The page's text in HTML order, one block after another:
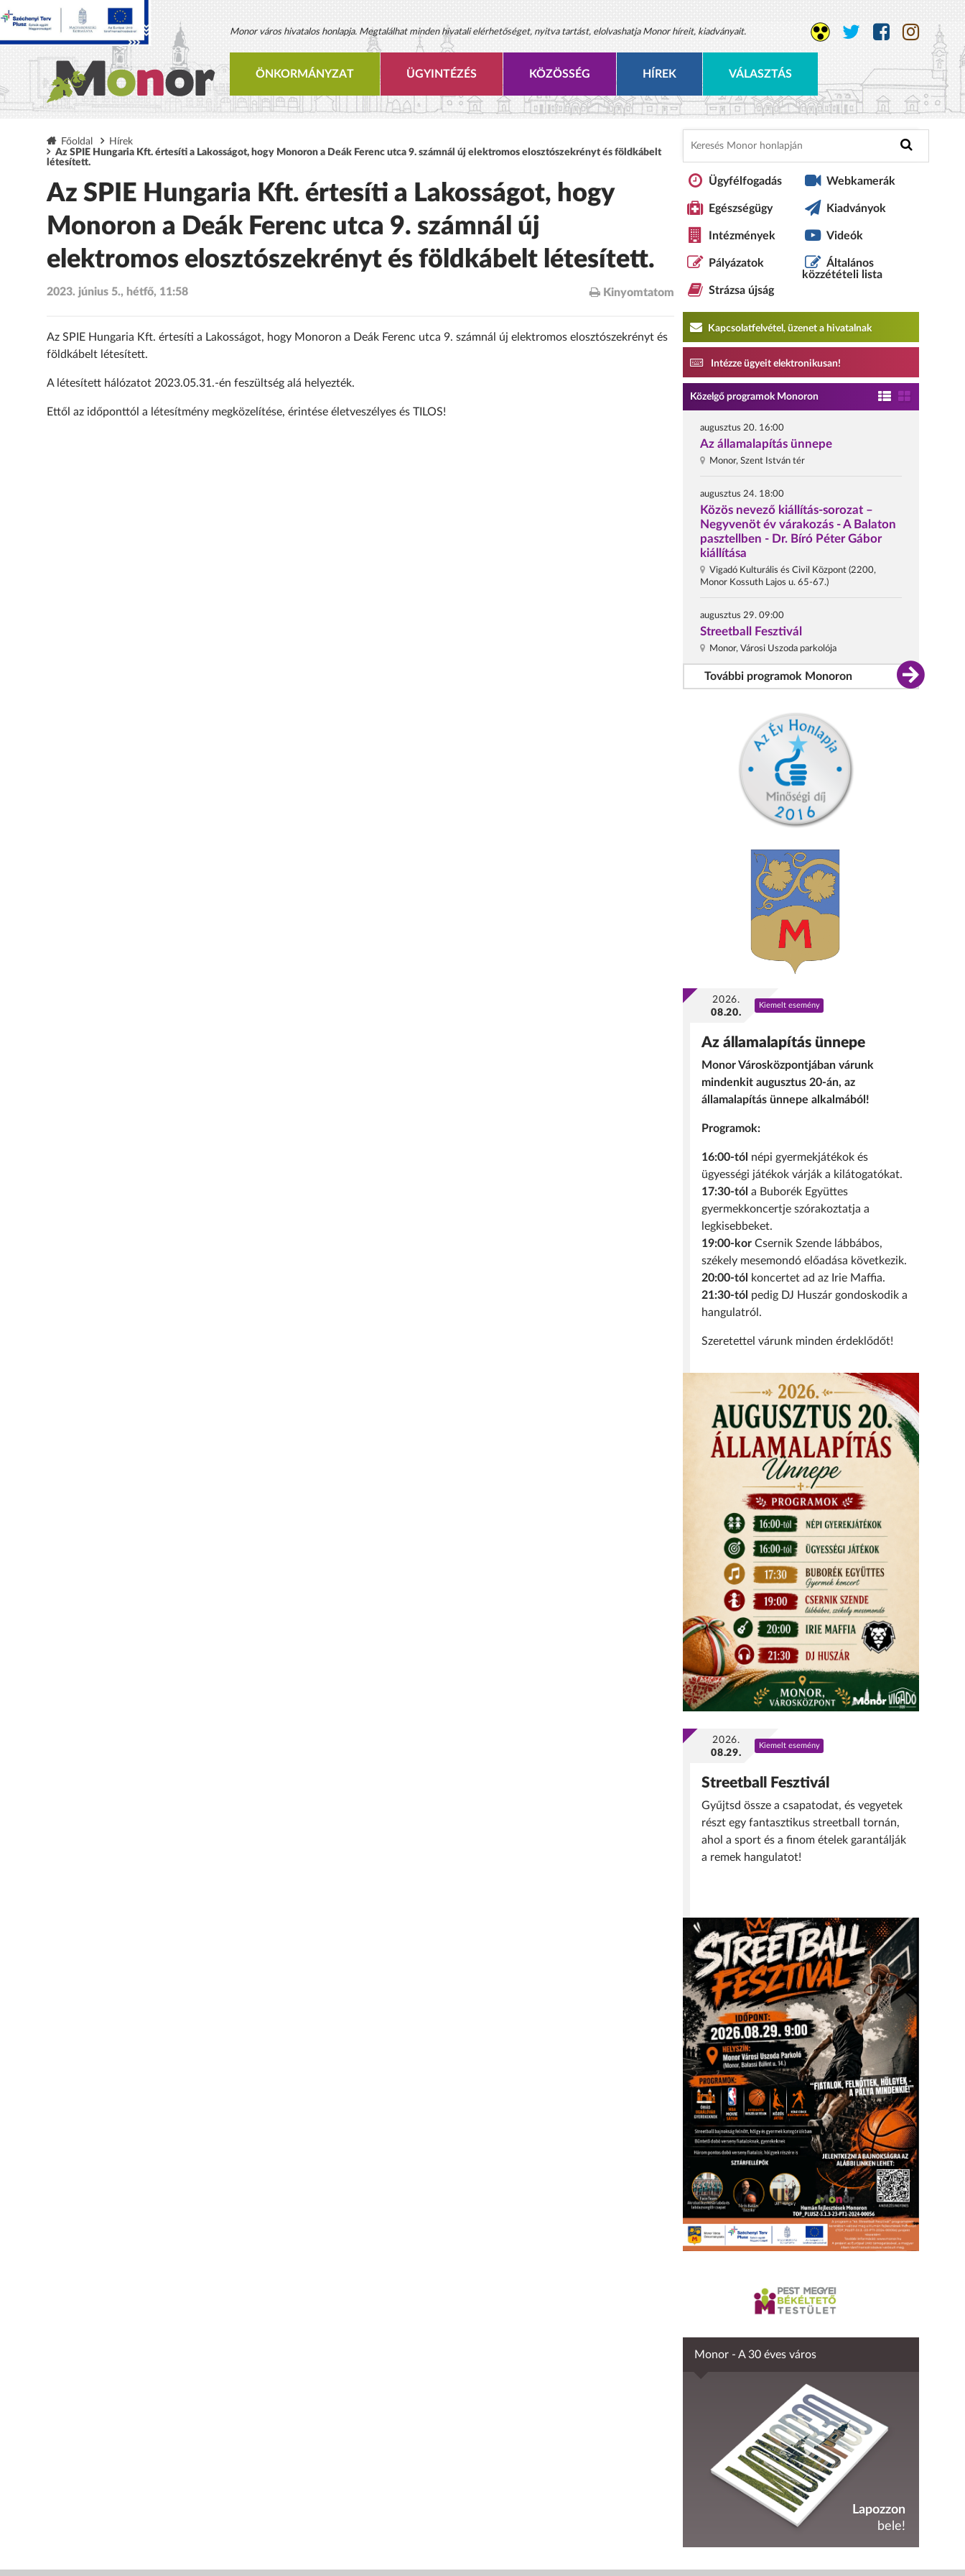
Monor város hivatalos honlapja. Megtalálhat minden hivatali elérhetőséget, nyitva tartást, elolvashatja Monor híreit, kiadványait.
ÖNKORMÁNYZAT ÜGYINTÉZÉS KÖZÖSSÉG HÍREK VÁLASZTÁS
Főoldal
Hírek
Az SPIE Hungaria Kft. értesíti a Lakosságot, hogy Monoron a Deák Ferenc utca 9. számnál új elektromos elosztószekrényt és földkábelt
létesített.
Az SPIE Hungaria Kft. értesíti a Lakosságot, hogy
Monoron a Deák Ferenc utca 9. számnál új
elektromos elosztószekrényt és földkábelt létesített.
2023. június 5., hétfő, 11:58 Kinyomtatom
Az SPIE Hungaria Kft. értesíti a Lakosságot, hogy Monoron a Deák Ferenc utca 9. számnál új elektromos elosztószekrényt és
földkábelt létesített.
A létesített hálózatot 2023.05.31.-én feszültség alá helyezték.
Ettől az időponttól a létesítmény megközelítése, érintése életveszélyes és TILOS!
Ügyfélfogadás
Egészségügy
Intézmények
Pályázatok
Strázsa újság
Webkamerák
Kiadványok
Videók
Általános
közzétételi lista
Kapcsolatfelvétel, üzenet a hivatalnak
Intézze ügyeit elektronikusan!
Közelgő programok Monoron
augusztus 20. 16:00
Az államalapítás ünnepe
Monor, Szent István tér
augusztus 24. 18:00
Közös nevező kiállítás-sorozat –
Negyvenöt év várakozás - A Balaton
pasztellben - Dr. Bíró Péter Gábor
kiállítása
Vigadó Kulturális és Civil Központ (2200,
Monor Kossuth Lajos u. 65-67.)
augusztus 29. 09:00
Streetball Fesztivál
Monor, Városi Uszoda parkolója
További programok Monoron
2026.
08.20.
Kiemelt esemény
Az államalapítás ünnepe
Monor Városközpontjában várunk
mindenkit augusztus 20-án, az
államalapítás ünnepe alkalmából!
Programok:
16:00-tól népi gyermekjátékok és
ügyességi játékok várják a kilátogatókat.
17:30-tól a Buborék Együttes
gyermekkoncertje szórakoztatja a
legkisebbeket.
19:00-kor Csernik Szende lábbábos,
székely mesemondó előadása következik.
20:00-tól
koncertet ad az Irie Maffia.
21:30-tól pedig DJ Huszár gondoskodik a
hangulatról.
Szeretettel várunk minden érdeklődőt!
2026.
08.29.
Kiemelt esemény
Streetball Fesztivál
Gyűjtsd össze a csapatodat, és vegyetek
részt egy fantasztikus streetball tornán,
ahol a sport és a finom ételek garantálják
a remek hangulatot!
Monor - A 30 éves város
Lapozzon
bele!